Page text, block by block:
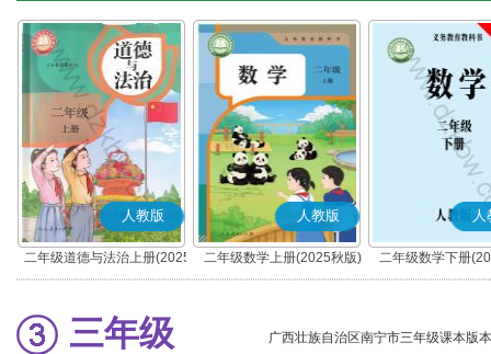
人教版
二年级道德与法治上册(2025
秋版)(部编版)
人教版
二年级数学上册(2025秋版)
人
二年级数学下册
三年级 广西壮族自治区南宁市三年级课本版本